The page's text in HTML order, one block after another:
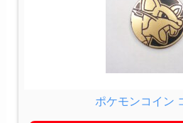
ポケモンコイン